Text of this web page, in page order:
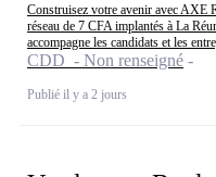
Construisez votre avenir avec
réseau de 7 CFA implantés à La
accompagne les candidats et les
CDD - Non renseigné
Publié il y a 2 jours